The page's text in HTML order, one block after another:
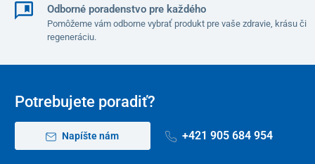
Odborné poradenstvo pre každého
Pomôžeme vám odborne vybrať produkt pre vaše zdravie, krásu či
regeneráciu.
Potrebujete poradiť?
Napíšte nám +421 905 684 954